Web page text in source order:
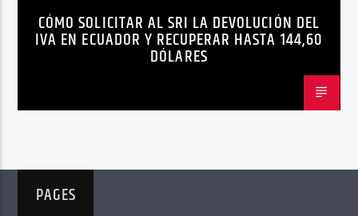
NEGOCIOS
NOTICIAS PERSONAS CON DISCAPACIDAD
CÓMO SOLICITAR AL SRI LA DEVOLUCIÓN DEL
IVA EN ECUADOR Y RECUPERAR HASTA 144,60
DÓLARES
PAGES